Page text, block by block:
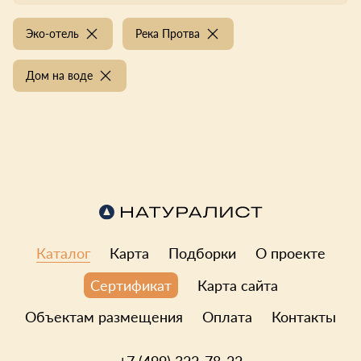
Эко-отель Река Протва
Дом на воде
Каталог Карта Подборки
О проекте
Сертификат
Карта сайта
Объектам размещения
Оплата Контакты